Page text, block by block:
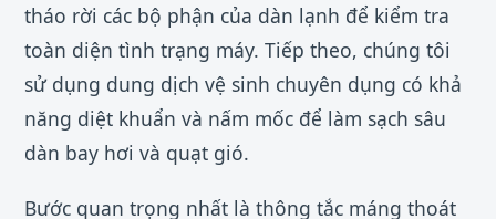
tháo rời các bộ phận của dàn lạnh để kiểm tra
toàn diện tình trạng máy. Tiếp theo, chúng tôi
sử dụng dung dịch vệ sinh chuyên dụng có khả
năng diệt khuẩn và nấm mốc để làm sạch sâu
dàn bay hơi và quạt gió.
Bước quan trọng nhất là thông tắc máng thoát